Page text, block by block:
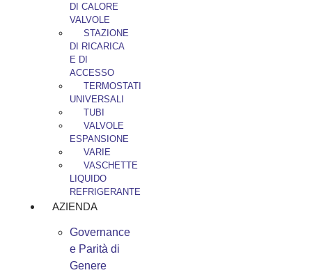
DI CALORE
VALVOLE
STAZIONE
DI RICARICA
E DI
ACCESSO
TERMOSTATI
UNIVERSALI
TUBI
VALVOLE
ESPANSIONE
VARIE
VASCHETTE
LIQUIDO
REFRIGERANTE
AZIENDA
Governance
e Parità di
Genere